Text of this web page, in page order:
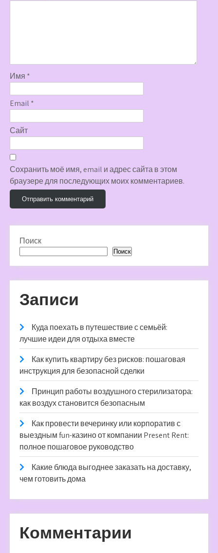
Имя *
Email *
Сайт
Сохранить моё имя, email и адрес сайта в этом
браузере для последующих моих комментариев.
Поиск
Поиск
Записи
Куда поехать в путешествие с семьёй:
лучшие идеи для отдыха вместе
Как купить квартиру без рисков: пошаговая
инструкция для безопасной сделки
Принцип работы воздушного стерилизатора:
как воздух становится безопасным
Как провести вечеринку или корпоратив с
выездным fun-казино от компании Present Rent:
полное пошаговое руководство
Какие блюда выгоднее заказать на доставку,
чем готовить дома
Комментарии